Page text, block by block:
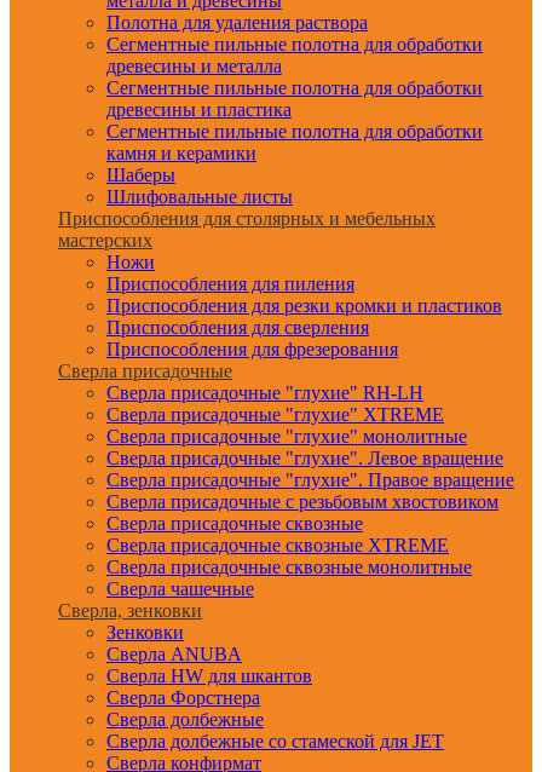
Полотна для удаления раствора
Сегментные пильные полотна для обработки
древесины и металла
Сегментные пильные полотна для обработки
древесины и пластика
Сегментные пильные полотна для обработки
камня и керамики
Шаберы
Шлифовальные листы
Приспособления для столярных и мебельных
мастерских
Ножи
Приспособления для пиления
Приспособления для резки кромки и пластиков
Приспособления для сверления
Приспособления для фрезерования
Сверла присадочные
Сверла присадочные "глухие" RH-LH
Сверла присадочные "глухие" XTREME
Сверла присадочные "глухие" монолитные
Сверла присадочные "глухие". Левое вращение
Сверла присадочные "глухие". Правое вращение
Сверла присадочные с резьбовым хвостовиком
Сверла присадочные сквозные
Сверла присадочные сквозные XTREME
Сверла присадочные сквозные монолитные
Сверла чашечные
Сверла, зенковки
Зенковки
Сверла ANUBA
Сверла HW для шкантов
Сверла Форстнера
Сверла долбежные
Сверла долбежные со стамеской для JET
Сверла конфирмат